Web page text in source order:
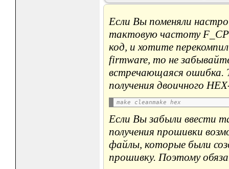
Если Вы поменяли
тактовую частоту
код, и хотите
firmware, то не
встречающаяся ошибка.
получения двоичного
make cleanmake hex
Если Вы забыли ввести
получения прошивки
файлы, которые были
прошивку. Поэтому